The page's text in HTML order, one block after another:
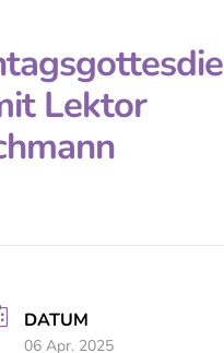
Lektor
DATUM
06 Apr. 2025